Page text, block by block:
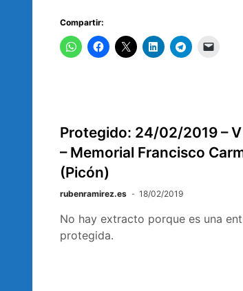
Compartir:
Protegido: 24/02/2019 –
– Memorial Francisco
(Picón)
rubenramirez.es 18/02/2019
No hay extracto porque es una
protegida.